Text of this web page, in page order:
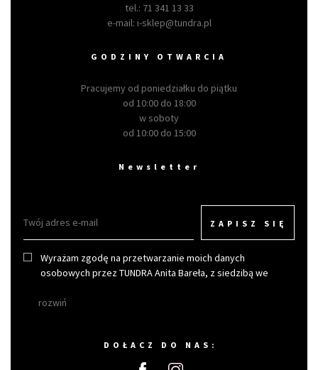
tel.: 71 341 13 33
e-mail: i-sklep@tundra.pl
GODZINY OTWARCIA
Pracujemy od poniedziałku do piątku
od 10:00 do 18:00
w soboty
od 10:00 do 15:00
Newsletter
ZAPISZ SIĘ
Wyrażam zgodę na przetwarzanie moich danych
osobowych przez TUNDRA Anita Bareła, z siedzibą we
rozwiń
DOŁACZ DO NAS: